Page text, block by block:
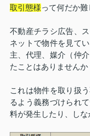
取引態様って何だか
不動産チラシ広告、
ネットで物件を見て
主、代理、媒介（仲
たことはありませんか
これは物件を取り扱
るよう義務づけられ
料が発生したり、しな